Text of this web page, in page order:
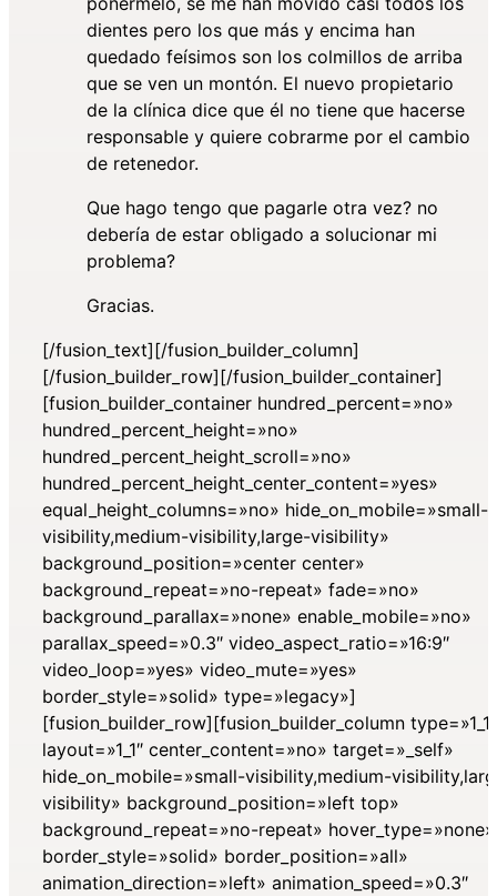
dientes pero los que más y encima han
quedado feísimos son los colmillos de arriba
que se ven un montón. El nuevo propietario
de la clínica dice que él no tiene que hacerse
responsable y quiere cobrarme por el cambio
de retenedor.
Que hago tengo que pagarle otra vez? no
debería de estar obligado a solucionar mi
problema?
Gracias.
[/fusion_text][/fusion_builder_column]
[/fusion_builder_row][/fusion_builder_container]
[fusion_builder_container hundred_percent=»no»
hundred_percent_height=»no»
hundred_percent_height_scroll=»no»
hundred_percent_height_center_content=»yes»
equal_height_columns=»no» hide_on_mobile=»small-
visibility,medium-visibility,large-visibility»
background_position=»center center»
background_repeat=»no-repeat» fade=»no»
background_parallax=»none» enable_mobile=»no»
parallax_speed=»0.3″ video_aspect_ratio=»16:9″
video_loop=»yes» video_mute=»yes»
border_style=»solid» type=»legacy»]
[fusion_builder_row][fusion_builder_column type=»1_1″
layout=»1_1″ center_content=»no» target=»_self»
hide_on_mobile=»small-visibility,medium-
visibility» background_position=»left top»
background_repeat=»no-repeat» hover_type=»none»
border_style=»solid» border_position=»all»
animation_direction=»left» animation_speed=»0.3″